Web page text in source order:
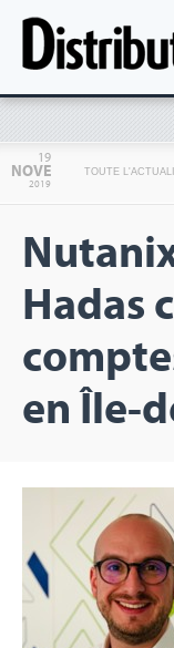
19
NOVE
2019
TOUTE
Hadas
en Île-